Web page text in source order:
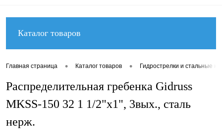
Каталог товаров
Главная страница • Каталог товаров • Гидрострелки и стальные
Распределительная гребенка Gidruss
MKSS-150 32 1 1/2"х1", 3вых., сталь
нерж.